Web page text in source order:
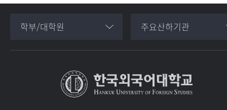
학부/대학원 주요산하기관